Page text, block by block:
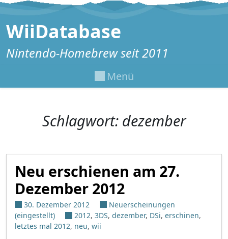
Zum Inhalt springen
WiiDatabase
Nintendo-Homebrew seit 2011
Menü
Schlagwort: dezember
Neu erschienen am 27.
Dezember 2012
30. Dezember 2012
Neuerscheinungen
(eingestellt)
2012, 3DS, dezember, DSi, erschinen,
letztes mal 2012, neu, wii